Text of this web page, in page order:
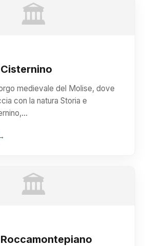
🏛️
medievale del Molise, dove
con la natura Storia e
🏛️